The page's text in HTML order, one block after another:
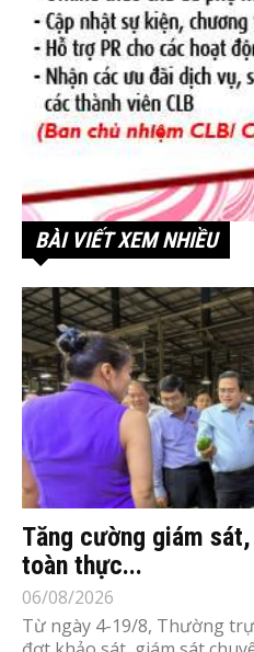
BÀI VIẾT XEM NHIỀU
Tăng cường giám
toàn thực...
06/08/2026
Từ ngày 4-19/8, Thường